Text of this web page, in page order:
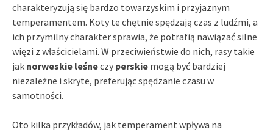
charakteryzują się bardzo towarzyskim i przyjaznym
temperamentem. Koty te chętnie spędzają czas z ludźmi, a
ich przymilny charakter sprawia, że potrafią nawiązać silne
więzi z właścicielami. W przeciwieństwie do nich, rasy takie
jak norweskie leśneczy perskie mogą być bardziej
niezależne i skryte, preferując spędzanie czasu w
samotności.
Oto kilka przykładów, jak temperament wpływa na